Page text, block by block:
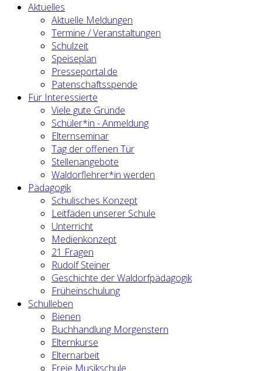
Aktuelles
Aktuelle Meldungen
Termine / Veranstaltungen
Schulzeit
Speiseplan
Presseportal.de
Patenschaftsspende
Für Interessierte
Viele gute Gründe
Schüler*in - Anmeldung
Elternseminar
Tag der offenen Tür
Stellenangebote
Waldorflehrer*in werden
Pädagogik
Schulisches Konzept
Leitfäden unserer Schule
Unterricht
Medienkonzept
21 Fragen
Rudolf Steiner
Geschichte der Waldorfpädagogik
Früheinschulung
Schulleben
Bienen
Buchhandlung Morgenstern
Elternkurse
Elternarbeit
Freie Musikschule